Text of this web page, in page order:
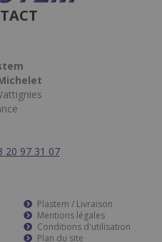
20 97 31 07
Plastem / Livraison
Mentions légales
Conditions d'utilisation
Plan du site